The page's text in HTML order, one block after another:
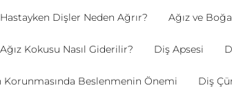
Hastayken Dişler Neden Ağrır? Ağız ve
Kokusu Nasıl Giderilir? Diş Apsesi
Korunmasında Beslenmenin Önemi Diş